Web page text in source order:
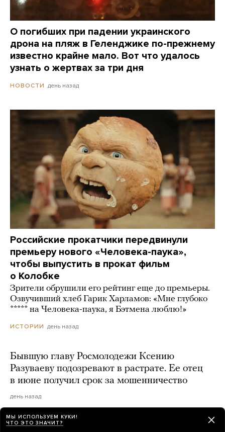
О погибших при падении украинского
дрона на пляж в Геленджике по-прежнему
известно крайне мало. Вот что удалось
узнать о жертвах за три дня
НОВОСТИ день назад
Российские прокатчики передвинули
премьеру нового «Человека-паука»,
чтобы выпустить в прокат фильм
о Колобке
Зрители обрушили его рейтинг еще до премьеры.
Озвучивший хлеб Гарик Харламов: «Мне глубоко
***** на Человека-паука, я Бэтмена люблю!»
ИСТОРИИ день назад
Бывшую главу Росмолодежи Ксению
Разуваеву подозревают в растрате. Ее отец
в июне получил срок за мошенничество
день назад
Генпрокуратура РФ объявила
МЫ ИСПОЛЬЗУЕМ КУКИ!
ЧТО ЭТО ЗНАЧИТ?